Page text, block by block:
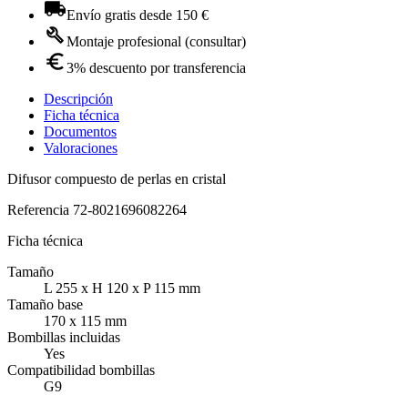
Envío gratis desde 150 €
Montaje profesional (consultar)
3% descuento por transferencia
Descripción
Ficha técnica
Documentos
Valoraciones
Difusor compuesto de perlas en cristal
Referencia 72-8021696082264
Ficha técnica
Tamaño
L 255 x H 120 x P 115 mm
Tamaño base
170 x 115 mm
Bombillas incluidas
Yes
Compatibilidad bombillas
G9